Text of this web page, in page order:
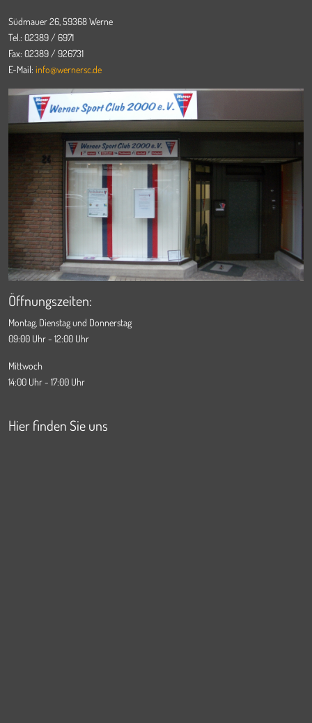
Südmauer 26, 59368 Werne
Tel.: 02389 / 6971
Fax: 02389 / 926731
E-Mail: info@wernersc.de
Öffnungszeiten:
Montag, Dienstag und Donnerstag
09:00 Uhr - 12:00 Uhr
Mittwoch
14:00 Uhr - 17:00 Uhr
Hier finden Sie uns